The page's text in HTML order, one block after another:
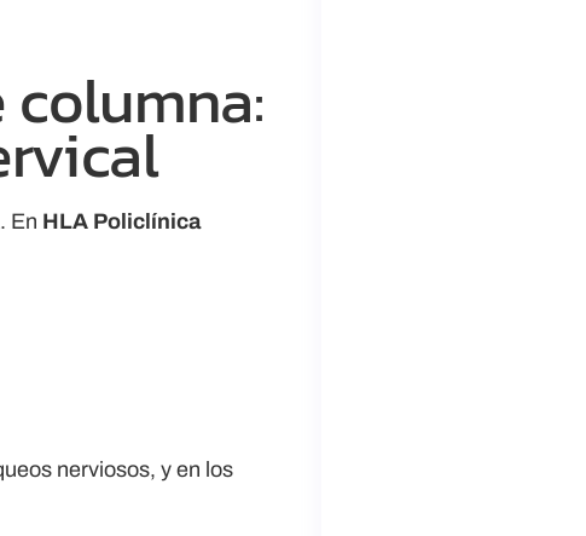
En HLA Policlínica
nerviosos, y en los